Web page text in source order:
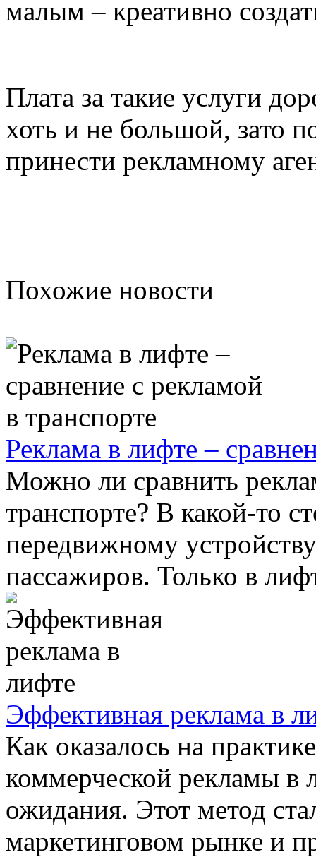
малым – креативно
Плата за такие услуги
хоть и не большой, зато
принести рекламному
Похожие новости
Реклама в лифте –
Можно ли сравнить
транспорте? В какой-то
передвижному
пассажиров. Только в
Эффективная реклама в
Как оказалось на
коммерческой рекламы в
ожидания. Этот метод
маркетинговом рынке и